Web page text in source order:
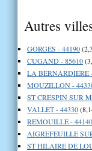
Autres
GORGES - 44190
CUGAND - 85610
LA BERNARDIERE
MOUZILLON -
ST CRESPIN SUR
VALLET - 44330
REMOUILLE - 44140
AIGREFEUILLE
ST HILAIRE DE